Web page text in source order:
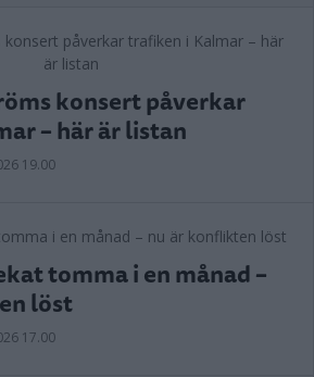
konsert påverkar
– här är listan
19.00
tomma i en månad –
löst
17.00